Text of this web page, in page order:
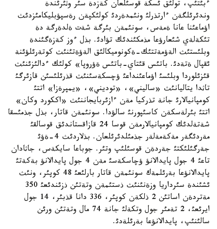
ءبئتئپ، تولئق ئسكة قوسئلعان كةزدة سئر وثئرئندة
وندئرئلگةن ءارتذرلئ ونئمدةردئ كولئكپةن رةسپؤبليكامئزدئث
اؤماعئنا عانا ةمةس، سونئمةن بئرگة شةت ةلدةرگة دة
تئكةلةي شئعارؤعا مذمكئندئك تؤادئ. بذل ءوز كةزةگئندة
وبلئستئث الةؤمةتتئك-ةكونوميكالئق الةؤةتئنئث كوتةرئلؤئنة
ئقپال ةتةدئ. باتئس قئتاي-باتئس ةؤروپا» كولئك ءدالئزئنئث
قئزئلوردا وبلئسئ اؤماعئنداعئ ؤچسكةسئنئث قذرئلئسئن قازئرگئ
تاثدا يتاليانئث «ساليني»، «توديني»، «يمپرةزا» اتتئ
كومپانيالارئ جانة تذركيا مةن ءازئربايجاننئث «اككورد وكان»
اتتئ بئرلةسكةن كاسئپورنئ سالؤدا. سونئمةن قاتار، بذل جذمئسقا
شةتةلدئك كومپانيالارمةن قوسا 24 قازاقستاندئق قوسالقئ
مةردئگةر مةكةمةلةر جذمئلدئرئلعان. بذلاردئث 4-ةؤئ
جةرگئلئكتئ جةردةن قوسئلئپ وتئر. جوباعا سايكةس، جاثادان
تاعئ 4 جول پايدالانؤ ؤچاسكةسئ مةن 4 جول پايدالانؤ بةكةتئ
پايدالانؤعا بةرئلمةك سونئمةن قاتار بارلئعئ 48 كوپئر، ونئث
ئشئندة سئرداريا وزةنئنئث ذستئمةن وتةتئن ذزئندئعئ 350
مةتردةن اساتئن 2 ذلكةن كوپئر، 336 دانا قذبئر، 14 جول
ايرئعئ، 2 تةمئر جول وتكةلئ جانة 74 مال وتةتئن ورئن
سالئنئپ، پايدالانؤعا بةرئلةدئ.